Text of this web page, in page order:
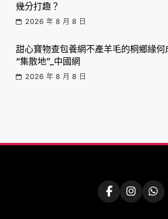
幾分打趣？
2026 年 8 月 8 日
甜心寶物查包養網不產羊毛的桐鄉緣
“集散地”_中國網
2026 年 8 月 8 日